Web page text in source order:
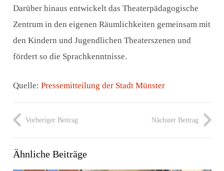
Darüber hinaus entwickelt das Theaterpädagogische
Zentrum in den eigenen Räumlichkeiten gemeinsam mit
den Kindern und Jugendlichen Theaterszenen und
fördert so die Sprachkenntnisse.
Quelle: Pressemitteilung der Stadt Münster
Vorheriger Beitrag Nächster Beitrag
Ähnliche Beiträge